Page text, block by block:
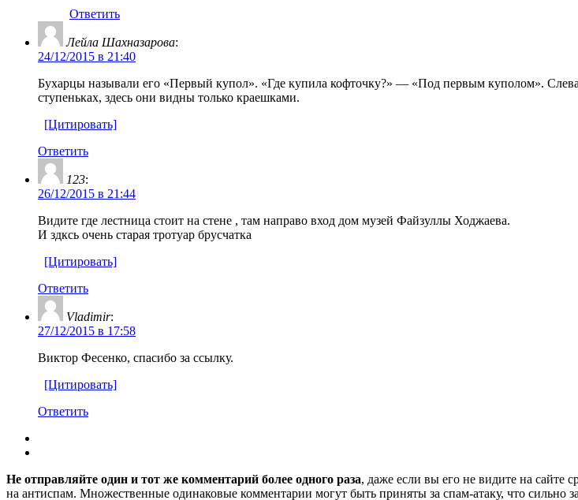
Ответить
Лейла Шахназарова:
24/12/2015 в 21:40
Бухарцы называли его «Первый купол». «Где купила кофточку?» — «Под первым куполом».
ступеньках, здесь они видны только краешками.
[Цитировать]
Ответить
123:
26/12/2015 в 21:44
Видите где лестница стоит на стене , там направо вход дом музей Файзуллы Ходжаева.
И здксь очень старая тротуар брусчатка
[Цитировать]
Ответить
Vladimir:
27/12/2015 в 17:58
Виктор Фесенко, спасибо за ссылку.
[Цитировать]
Ответить
Не отправляйте один и тот же комментарий более одного раза, даже если вы его не видите на сайте
на антиспам. Множественные одинаковые комментарии могут быть приняты за спам-атаку, что сильно